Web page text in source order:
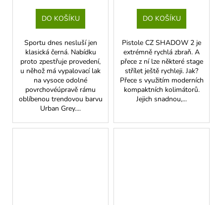
DO KOŠÍKU
Sportu dnes nesluší jen
klasická černá. Nabídku
proto zpestřuje provedení,
u něhož má vypalovací lak
na vysoce odolné
povrchovéúpravě rámu
oblíbenou trendovou barvu
Urban Grey....
DO KOŠÍKU
Pistole CZ SHADOW 2 je
extrémně rychlá zbraň. A
přece z ní lze některé stage
střílet ještě rychleji. Jak?
Přece s využitím moderních
kompaktních kolimátorů.
Jejich snadnou,...